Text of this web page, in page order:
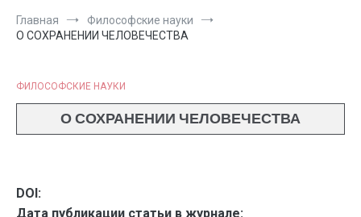
Главная
Философские науки
О СОХРАНЕНИИ ЧЕЛОВЕЧЕСТВА
ФИЛОСОФСКИЕ НАУКИ
О СОХРАНЕНИИ ЧЕЛОВЕЧЕСТВА
DOI:
Дата публикации статьи в журнале: